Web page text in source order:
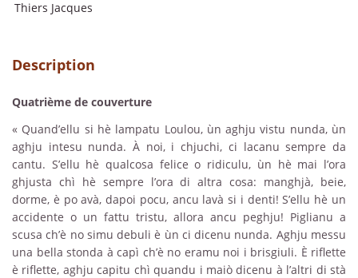
Thiers Jacques
Description
Quatrième de couverture
« Quand’ellu si hè lampatu Loulou, ùn aghju vistu nunda, ùn
aghju intesu nunda. À noi, i chjuchi, ci lacanu sempre da
cantu. S’ellu hè qualcosa felice o ridiculu, ùn hè mai l’ora
ghjusta chì hè sempre l’ora di altra cosa: manghjà, beie,
dorme, è po avà, dapoi pocu, ancu lavà si i denti! S’ellu hè un
accidente o un fattu tristu, allora ancu peghju! Piglianu a
scusa ch’è no simu debuli è ùn ci dicenu nunda. Aghju messu
una bella stonda à capì ch’è no eramu noi i brisgiuli. È riflette
è riflette, aghju capitu chì quandu i maiò dicenu à l’altri di stà